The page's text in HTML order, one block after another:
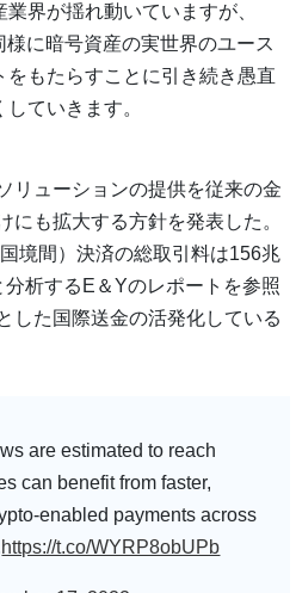
界が揺れ動いていますが、
に暗号資産の実世界のユース
をもたらすことに引き続き愚直
ていきます。
リューションの提供を従来の金
にも拡大する方針を発表した。
境間）決済の総取引料は156兆
分析するE＆Yのレポートを参照
した国際送金の活発化している
are estimated to reach
can benefit from faster,
enabled payments across
https://t.co/WYRP8obUPb